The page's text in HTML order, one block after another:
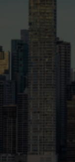
Comprar una
Brindamos una
raíces